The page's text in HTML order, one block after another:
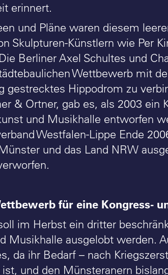
erinnert.
und Pläne waren diesem
Skulpturen-Künstlern wie Per
Berliner Axel Schultes und
Wettbewerb mit
gestrecktes Hippodrom zu
& Ortner, gab es, als 2003
und Musikhalle entworfen
Westfalen-Lippe Ende
und das Land NRW
für eine Kongress-
im Herbst ein dritter
Musikhalle ausgelobt werden.
da ihr Bedarf – nach
ist, und den Münsteranern